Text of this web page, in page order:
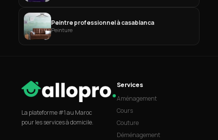
Peintre professionnel à casablanca
Peinture
La plateforme #1 au Maroc
pour les services à domicile.
Services
Aménagement
Cours
Couture
Déménagement